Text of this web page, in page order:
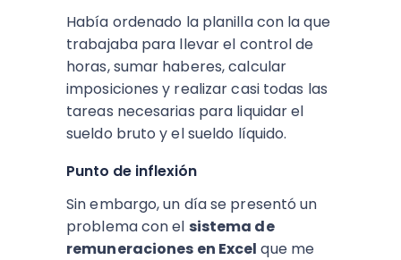
Había ordenado la planilla con la que
trabajaba para llevar el control de
horas, sumar haberes, calcular
imposiciones y realizar casi todas las
tareas necesarias para liquidar el
sueldo bruto y el sueldo líquido.
Punto de inflexión
Sin embargo, un día se presentó un
problema con el sistema de
remuneraciones en Excel que me